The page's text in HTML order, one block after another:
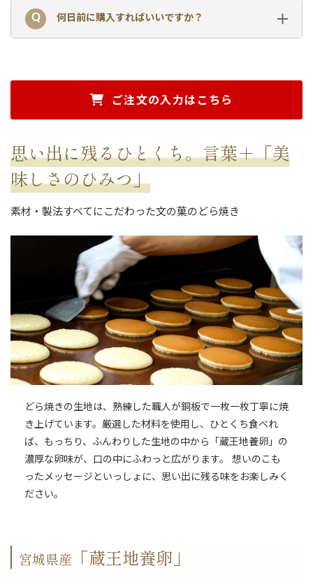
何日前に購入すればいいですか？
ご注文の入力はこちら
思い出に残るひとくち。言葉＋「美
味しさのひみつ」
素材・製法すべてにこだわった文の菓のどら焼き
どら焼きの生地は、熟練した職人が銅板で一枚一枚丁寧に焼
き上げています。厳選した材料を使用し、ひとくち食べれ
ば、もっちり、ふんわりした生地の中から「蔵王地養卵」の
濃厚な卵味が、口の中にふわっと広がります。 想いのこも
ったメッセージといっしょに、思い出に残る味をお楽しみく
ださい。
宮城県産 「蔵王地養卵」